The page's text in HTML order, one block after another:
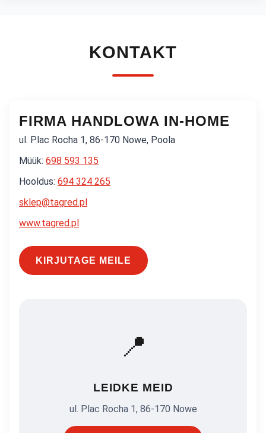
KONTAKT
FIRMA HANDLOWA IN-HOME
ul. Plac Rocha 1, 86-170 Nowe, Poola
Müük: 698 593 135
Hooldus: 694 324 265
sklep@tagred.pl
www.tagred.pl
KIRJUTAGE MEILE
📍
LEIDKE MEID
ul. Plac Rocha 1, 86-170 Nowe